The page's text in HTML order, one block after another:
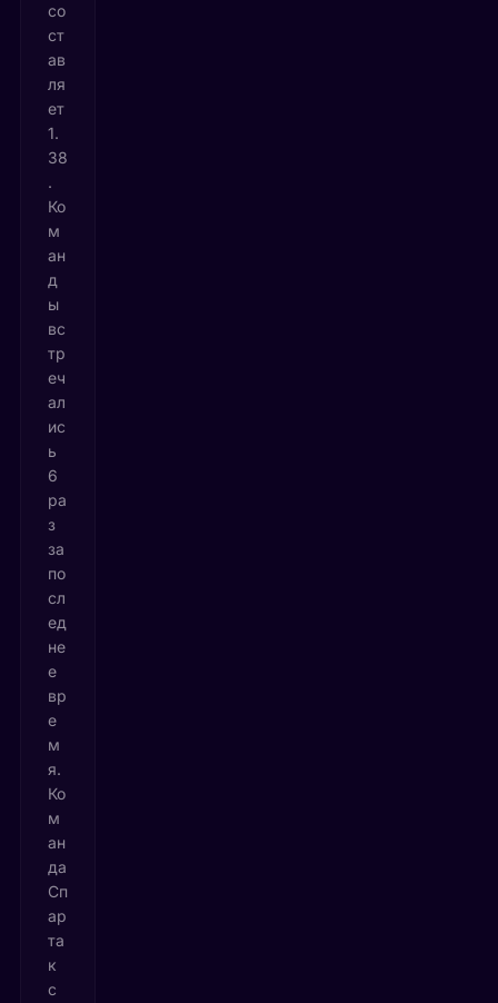
со
ст
ав
ля
ет
1.
38
.
Ко
м
ан
д
ы
вс
тр
еч
ал
ис
ь
6
ра
з
за
по
сл
ед
не
е
вр
е
м
я.
Ко
м
ан
да
Сп
ар
та
к
с